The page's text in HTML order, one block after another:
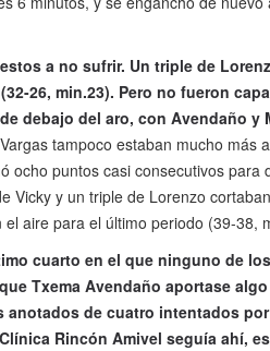
a no sufrir. Un triple de
26, min.23). Pero no fueron
debajo del aro, con Avendaño y
tampoco estaban mucho más
ocho puntos casi consecutivos
Vicky y un triple de Lorenzo
aire para el último periodo (39-38,
cuarto en el que ninguno de
Txema Avendaño aportase
de cuatro intentados
Rincón Amivel seguía ahí,